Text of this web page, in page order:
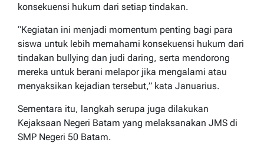
konsekuensi hukum dari setiap tindakan.
“Kegiatan ini menjadi momentum penting bagi para
siswa untuk lebih memahami konsekuensi hukum dari
tindakan bullying dan judi daring, serta mendorong
mereka untuk berani melapor jika mengalami atau
menyaksikan kejadian tersebut,” kata Januarius.
Sementara itu, langkah serupa juga dilakukan
Kejaksaan Negeri Batam yang melaksanakan JMS di
SMP Negeri 50 Batam.